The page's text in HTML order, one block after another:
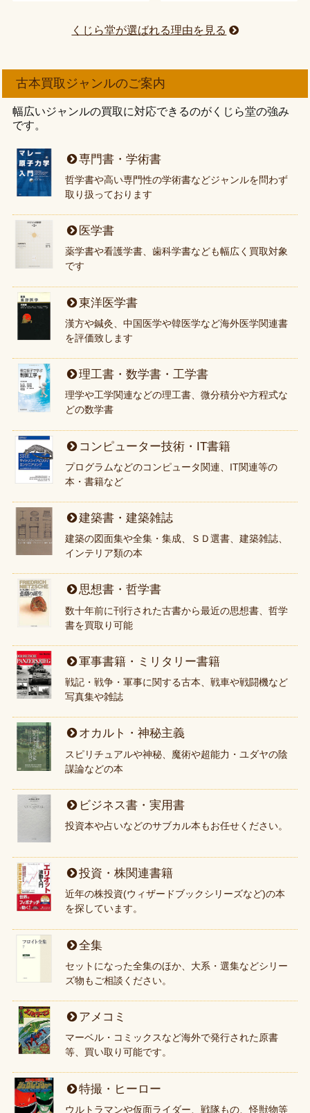
くじら堂が選ばれる理由を見る
古本買取ジャンルのご案内
幅広いジャンルの買取に対応できるのがくじら堂の強み
です。
専門書・学術書
哲学書や高い専門性の学術書などジャンルを問わず
取り扱っております
医学書
薬学書や看護学書、歯科学書なども幅広く買取対象
です
東洋医学書
漢方や鍼灸、中国医学や韓医学など海外医学関連書
を評価致します
理工書・数学書・工学書
理学や工学関連などの理工書、微分積分や方程式な
どの数学書
コンピューター技術・IT書籍
プログラムなどのコンピュータ関連、IT関連等の
本・書籍など
建築書・建築雑誌
建築の図面集や全集・集成、ＳＤ選書、建築雑誌、
インテリア類の本
思想書・哲学書
数十年前に刊行された古書から最近の思想書、哲学
書を買取り可能
軍事書籍・ミリタリー書籍
戦記・戦争・軍事に関する古本、戦車や戦闘機など
写真集や雑誌
オカルト・神秘主義
スピリチュアルや神秘、魔術や超能力・ユダヤの陰
謀論などの本
ビジネス書・実用書
投資本や占いなどのサブカル本もお任せください。
投資・株関連書籍
近年の株投資(ウィザードブックシリーズなど)の本
を探しています。
全集
セットになった全集のほか、大系・選集などシリー
ズ物もご相談ください。
アメコミ
マーベル・コミックスなど海外で発行された原書
等、買い取り可能です。
特撮・ヒーロー
ウルトラマンや仮面ライダー、戦隊もの、怪獣物等